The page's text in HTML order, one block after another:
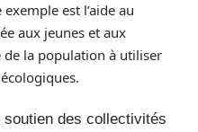
est l’aide au
aux jeunes et aux
la population à utiliser
des collectivités